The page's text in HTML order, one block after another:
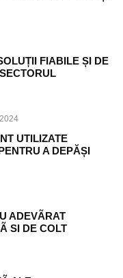
FIABILE ȘI DE
UTILIZATE
A DEPĂȘI
ADEVÃRAT
SI DE COLT